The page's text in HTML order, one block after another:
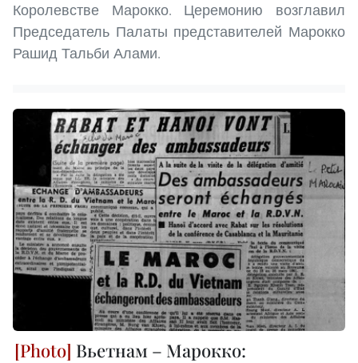
Королевстве Марокко. Церемонию возглавил
Председатель Палаты представителей Марокко
Рашид Тальби Алами.
Вьетнам – Марокко: